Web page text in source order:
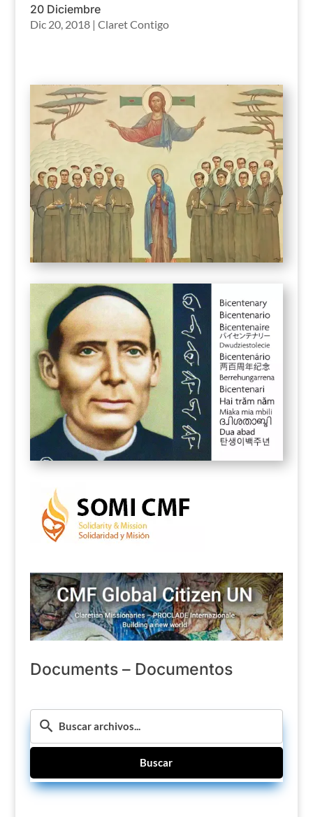
20 Diciembre
Dic 20, 2018| Claret Contigo
Documents – Documentos
Buscar